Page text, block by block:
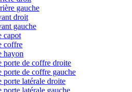
gauche
droit
gauche
capot
coffre
hayon
porte de coffre droite
porte de coffre gauche
porte latérale droite
porte latérale gauche